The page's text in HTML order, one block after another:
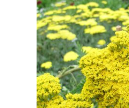
Dutch wave
Inheems of exoot, de discussie
Prairie borders
Siergrassen